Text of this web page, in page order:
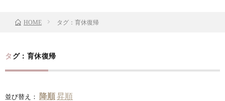
HOME タグ：育休復帰
タグ：育休復帰
並び替え：